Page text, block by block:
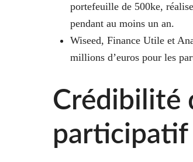
portefeuille de 500ke,
pendant au moins un an.
Wiseed, Finance Utile et
millions d’euros pour les
Crédibilité
participatif